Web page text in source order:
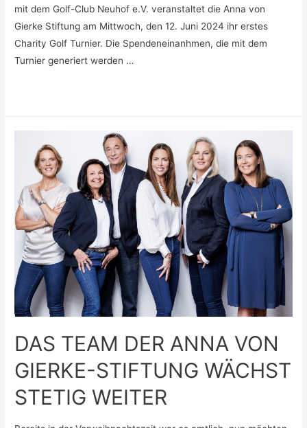
mit dem Golf-Club Neuhof e.V. veranstaltet die Anna von
Gierke Stiftung am Mittwoch, den 12. Juni 2024 ihr erstes
Charity Golf Turnier. Die Spendeneinanhmen, die mit dem
Turnier generiert werden …
WOHLE
KINDERN
UND
JUGENDLICHEN
powered
by
PORSCHE
ZENTRUM
ASCHAFFENBURG
DAS TEAM DER ANNA VON
GIERKE-STIFTUNG WÄCHST
STETIG WEITER